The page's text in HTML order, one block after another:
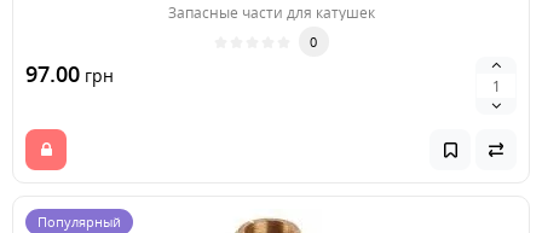
Запасные части для катушек
0
97.00 грн
Популярный